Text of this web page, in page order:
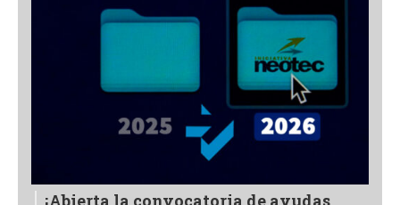
¡Abierta la convocatoria de ayudas